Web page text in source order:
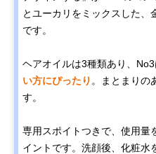
とユーカリをミックスした、
です。
ヘアオイルは3種類あり、
い方にぴったり 。まとまりの
す。
専用スポイトつきで、使用量
イントです。洗顔後、化粧水